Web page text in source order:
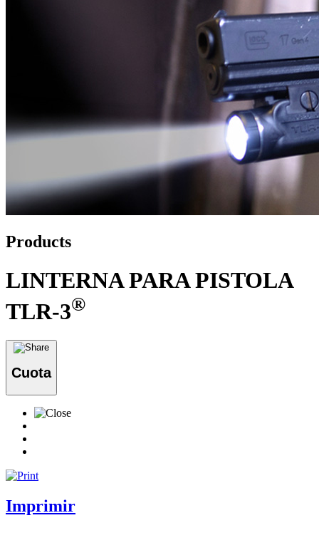
Products
LINTERNA PARA PISTOLA
TLR-3®
Cuota
Imprimir